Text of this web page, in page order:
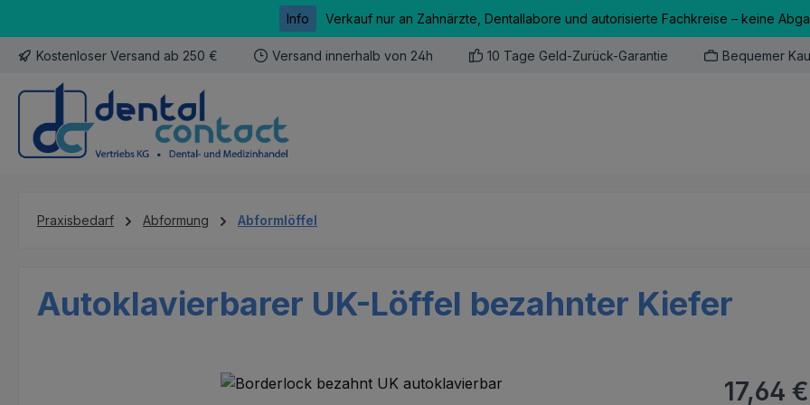
Info Verkauf nur an Zahnärzte, Dentallabore und autorisierte Fachkreise – keine
Kostenloser Versand ab 250 € Versand innerhalb von 24h 10 Tage Geld-Zurück-Garantie Bequemer
Praxisbedarf Abformung Abformlöffel
Autoklavierbarer UK-Löffel bezahnter Kiefer
Regulärer
17,64 €